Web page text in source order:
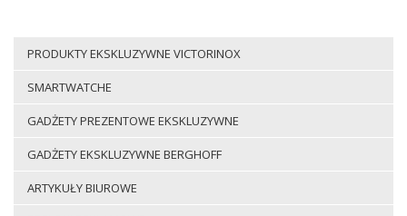
PRODUKTY EKSKLUZYWNE VICTORINOX
SMARTWATCHE
GADŻETY PREZENTOWE EKSKLUZYWNE
GADŻETY EKSKLUZYWNE BERGHOFF
ARTYKUŁY BIUROWE